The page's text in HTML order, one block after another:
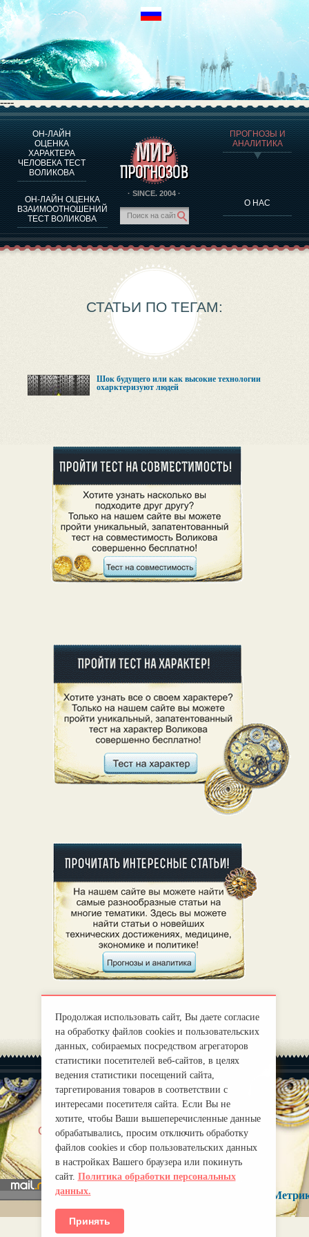
----
ОН-ЛАЙН
ОЦЕНКА
ХАРАКТЕРА
ЧЕЛОВЕКА ТЕСТ
ВОЛИКОВА
ОН-ЛАЙН ОЦЕНКА
ВЗАИМООТНОШЕНИЙ
ТЕСТ ВОЛИКОВА
· SINCE. 2004 ·
ПРОГНОЗЫ И
АНАЛИТИКА
О НАС
О ПРОГРАММЕ
ОЦЕНКА ХАРАКТЕРA ЧЕЛОВЕКА
ОЦЕНКА ХАРАКТЕРА ВЫДАЮЩИХСЯ ЛИЧНОСТЕЙ
О ПРОГРАММЕ
ТЕСТ НА СОВМЕСТИМОСТЬ ВОЛИКОВА
ПРОГНОЗЫ И АНАЛИТИКА
СТАТЬИ ПО ТЕГАМ:
Шок будущего или как высокие технологии
охарктеризуют людей
О нас
Правила
mirprognoz@mail.ru
Продолжая использовать сайт, Вы даете согласие
на обработку файлов cookies и пользовательских
данных, собираемых посредством агрегаторов
статистики посетителей веб-сайтов, в целях
ведения статистики посещений сайта,
таргетирования товаров в соответствии с
интересами посетителя сайта. Если Вы не
хотите, чтобы Ваши вышеперечисленные данные
обрабатывались, просим отключить обработку
файлов cookies и сбор пользовательских данных
в настройках Вашего браузера или покинуть
сайт. Политика обработки персональных
данных.
Принять